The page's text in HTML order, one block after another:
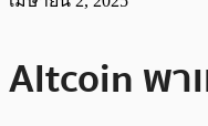
Altcoin พา